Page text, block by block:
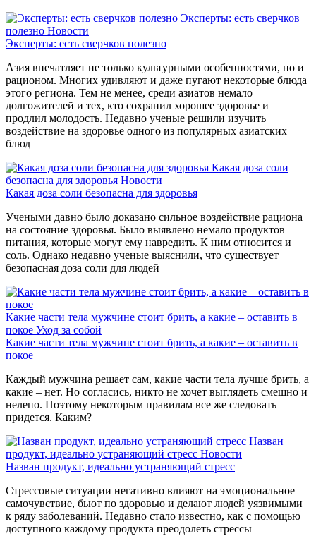
Эксперты: есть сверчков
полезно Новости
Эксперты: есть сверчков полезно
Азия впечатляет не только культурными особенностями, но и
рационом. Многих удивляют и даже пугают некоторые блюда
этого региона. Тем не менее, среди азиатов немало
долгожителей и тех, кто сохранил хорошее здоровье и
продлил молодость. Недавно ученые решили изучить
воздействие на здоровье одного из популярных азиатских
блюд
Какая доза соли
безопасна для здоровья Новости
Какая доза соли безопасна для здоровья
Учеными давно было доказано сильное воздействие рациона
на состояние здоровья. Было выявлено немало продуктов
питания, которые могут ему навредить. К ним относится и
соль. Однако недавно ученые выяснили, что существует
безопасная доза соли для людей
Какие части тела мужчине стоит брить, а какие – оставить в
покое Уход за собой
Какие части тела мужчине стоит брить, а какие – оставить в
покое
Каждый мужчина решает сам, какие части тела лучше брить, а
какие – нет. Но согласись, никто не хочет выглядеть смешно и
нелепо. Поэтому некоторым правилам все же следовать
придется. Каким?
Назван
продукт, идеально устраняющий стресс Новости
Назван продукт, идеально устраняющий стресс
Стрессовые ситуации негативно влияют на эмоциональное
самочувствие, бьют по здоровью и делают людей уязвимыми
к ряду заболеваний. Недавно стало известно, как с помощью
доступного каждому продукта преодолеть стрессы